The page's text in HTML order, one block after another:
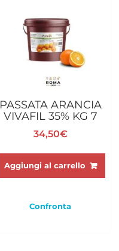
PASSATA ARANCIA
VIVAFIL 35% KG 7
34,50€
Aggiungi al carrello
Confronta